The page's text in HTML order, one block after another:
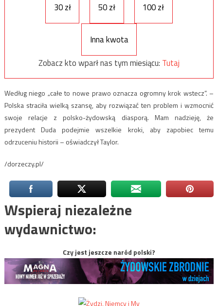
30 zł 50 zł 100 zł
Inna kwota
Zobacz kto wparł nas tym miesiącu: Tutaj
Według niego „całe to nowe prawo oznacza ogromny krok wstecz”. –
Polska straciła wielką szansę, aby rozwiązać ten problem i wzmocnić
swoje relacje z polsko-żydowską diasporą. Mam nadzieję, że
prezydent Duda podejmie wszelkie kroki, aby zapobiec temu
odrzuceniu historii – oświadczył Taylor.
/dorzeczy.pl/
Wspieraj niezależne
wydawnictwo:
Czy jest jeszcze naród polski?